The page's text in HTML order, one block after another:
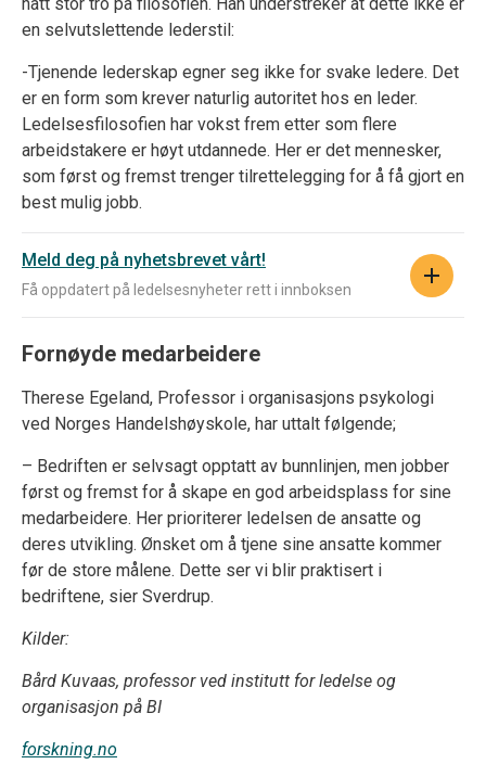
en selvutslettende lederstil:
-Tjenende lederskap egner seg ikke for svake ledere. Det
er en form som krever naturlig autoritet hos en leder.
Ledelsesfilosofien har vokst frem etter som flere
arbeidstakere er høyt utdannede. Her er det mennesker,
som først og fremst trenger tilrettelegging for å få gjort en
best mulig jobb.
Meld deg på nyhetsbrevet vårt!
Få oppdatert på ledelsesnyheter rett i innboksen
Fornøyde medarbeidere
Therese Egeland, Professor i organisasjons psykologi
ved Norges Handelshøyskole, har uttalt følgende;
– Bedriften er selvsagt opptatt av bunnlinjen, men jobber
først og fremst for å skape en god arbeidsplass for sine
medarbeidere. Her prioriterer ledelsen de ansatte og
deres utvikling. Ønsket om å tjene sine ansatte kommer
før de store målene. Dette ser vi blir praktisert i
bedriftene, sier Sverdrup.
Kilder:
Bård Kuvaas, professor ved institutt for ledelse og
organisasjon på BI
forskning.no